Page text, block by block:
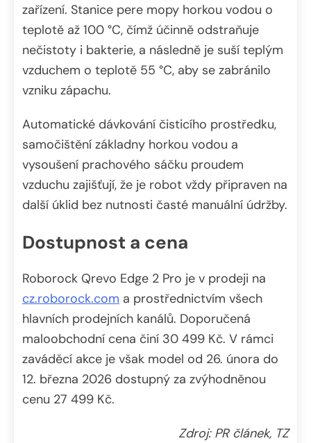
zařízení. Stanice pere mopy horkou vodou o
teplotě až 100 °C, čímž účinně odstraňuje
nečistoty i bakterie, a následně je suší teplým
vzduchem o teplotě 55 °C, aby se zabránilo
vzniku zápachu.
Automatické dávkování čisticího prostředku,
samočištění základny horkou vodou a
vysoušení prachového sáčku proudem
vzduchu zajišťují, že je robot vždy připraven na
další úklid bez nutnosti časté manuální údržby.
Dostupnost a cena
Roborock Qrevo Edge 2 Pro je v prodeji na
cz.roborock.com a prostřednictvím všech
hlavních prodejních kanálů. Doporučená
maloobchodní cena činí 30 499 Kč. V rámci
zaváděcí akce je však model od 26. února do
12. března 2026 dostupný za zvýhodněnou
cenu 27 499 Kč.
Zdroj: PR článek, TZ